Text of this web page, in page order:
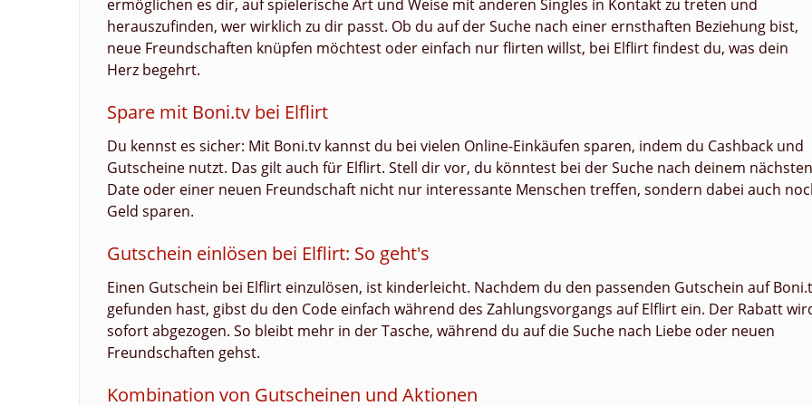
ermöglichen es dir, auf spielerische Art und Weise mit anderen Singles in Kontakt zu treten und
herauszufinden, wer wirklich zu dir passt. Ob du auf der Suche nach einer ernsthaften Beziehung bist,
neue Freundschaften knüpfen möchtest oder einfach nur flirten willst, bei Elflirt findest du, was dein
Herz begehrt.
Spare mit Boni.tv bei Elflirt
Du kennst es sicher: Mit Boni.tv kannst du bei vielen Online-Einkäufen sparen, indem du Cashback und
Gutscheine nutzt. Das gilt auch für Elflirt. Stell dir vor, du könntest bei der Suche nach deinem nächsten
Date oder einer neuen Freundschaft nicht nur interessante Menschen treffen, sondern dabei auch
Geld sparen.
Gutschein einlösen bei Elflirt: So geht's
Einen Gutschein bei Elflirt einzulösen, ist kinderleicht. Nachdem du den passenden Gutschein auf
gefunden hast, gibst du den Code einfach während des Zahlungsvorgangs auf Elflirt ein. Der Rabatt
sofort abgezogen. So bleibt mehr in der Tasche, während du auf die Suche nach Liebe oder neuen
Freundschaften gehst.
Kombination von Gutscheinen und Aktionen